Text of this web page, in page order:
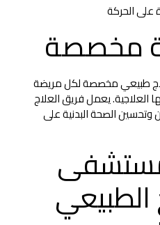
الحركة
مخصصة
مخصصة لكل مريضة
يعمل فريق العلاج
الصحة البدنية على